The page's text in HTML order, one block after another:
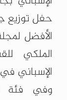
حفل توزيع
الأفضل
الملكي
الإسباني
وفي فئة